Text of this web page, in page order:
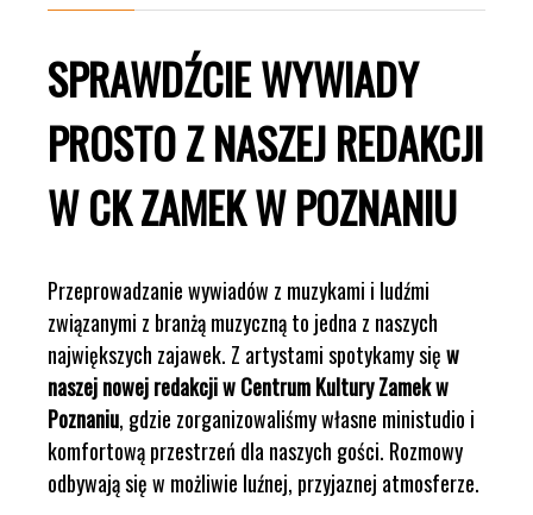
SPRAWDŹCIE WYWIADY
PROSTO Z NASZEJ REDAKCJI
W CK ZAMEK W POZNANIU
Przeprowadzanie wywiadów z muzykami i ludźmi
związanymi z branżą muzyczną to jedna z naszych
największych zajawek. Z artystami spotykamy sięw
naszej nowej redakcji w Centrum Kultury Zamek w
Poznaniu, gdzie zorganizowaliśmy własne ministudio i
komfortową przestrzeń dla naszych gości. Rozmowy
odbywają się w możliwie luźnej, przyjaznej atmosferze.